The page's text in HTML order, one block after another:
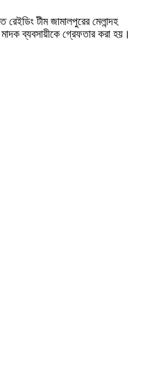
টীম জামালপুরের মেলান্দহ
ব্যবসায়ীকে গ্রেফতার করা হয়।